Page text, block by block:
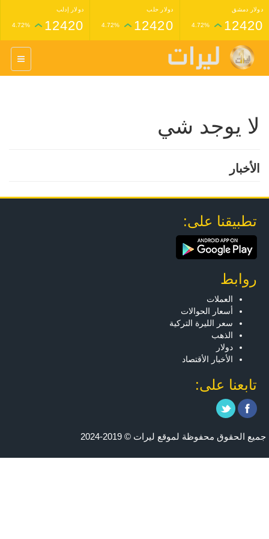
دولار دمشق
12420
4.72%
دولار حلب
12420
4.72%
دولار إدلب
12420
4.72%
غرام عيار 24 ذهب
1,398,000
4.33%
1,227,000
لا يوجد شي
الأخبار
تطبيقنا على:
روابط
العملات
أسعار الحوالات
سعر الليرة التركية
الذهب
دولار
الأخبار الأقتصاد
تابعنا على:
جميع الحقوق محفوظة لموقع ليرات © 2019-2024